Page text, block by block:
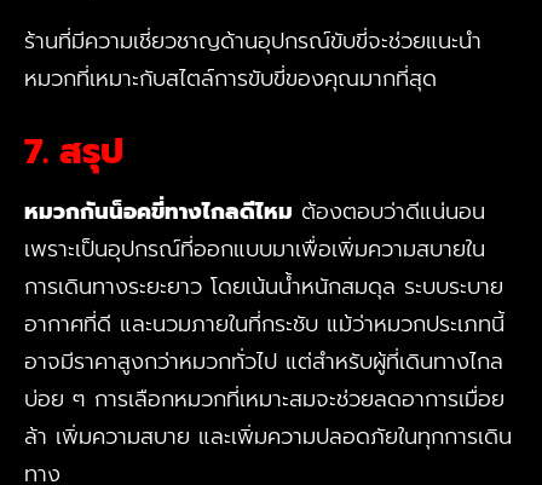
ร้านที่มีความเชี่ยวชาญด้านอุปกรณ์ขับขี่จะช่วยแนะนำ
หมวกที่เหมาะกับสไตล์การขับขี่ของคุณมากที่สุด
7. สรุป
หมวกกันน็อคขี่ทางไกลดีไหม ต้องตอบว่าดีแน่นอน
เพราะเป็นอุปกรณ์ที่ออกแบบมาเพื่อเพิ่มความสบายใน
การเดินทางระยะยาว โดยเน้นน้ำหนักสมดุล ระบบระบาย
อากาศที่ดี และนวมภายในที่กระชับ แม้ว่าหมวกประเภทนี้
อาจมีราคาสูงกว่าหมวกทั่วไป แต่สำหรับผู้ที่เดินทางไกล
บ่อย ๆ การเลือกหมวกที่เหมาะสมจะช่วยลดอาการเมื่อย
ล้า เพิ่มความสบาย และเพิ่มความปลอดภัยในทุกการเดิน
ทาง